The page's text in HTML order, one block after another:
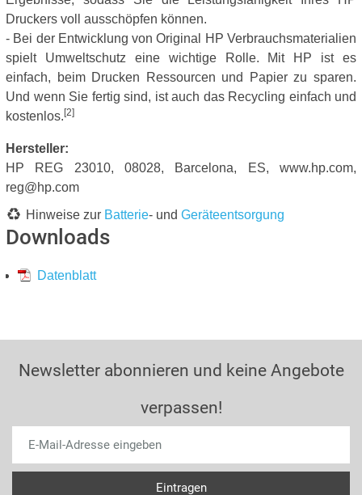
Druckers voll ausschöpfen können.
- Bei der Entwicklung von Original HP Verbrauchsmaterialien
spielt Umweltschutz eine wichtige Rolle. Mit HP ist es
einfach, beim Drucken Ressourcen und Papier zu sparen.
Und wenn Sie fertig sind, ist auch das Recycling einfach und
kostenlos. [2]
Hersteller:
HP REG 23010, 08028, Barcelona, ES, www.hp.com,
reg@hp.com
Hinweise zur Batterie- und Geräteentsorgung
Downloads
Datenblatt
Newsletter abonnieren und keine Angebote
verpassen!